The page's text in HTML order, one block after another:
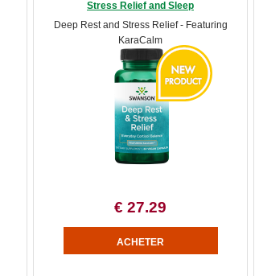
Stress Relief and Sleep
Deep Rest and Stress Relief - Featuring
KaraCalm
€ 27.29